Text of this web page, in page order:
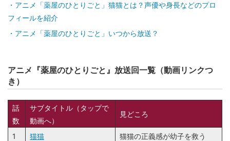
アニメ「薬屋のひとりごと」猫猫とは？声優や身長などのプロ
フィールを紹介
アニメ「薬屋のひとりごと」いつから放送？
アニメ『薬屋のひとりごと』放送回一覧（動画リンクつ
き）
話
数
サブタイトル（タップで
動画へ）
見どころ
1 猫猫
猫猫の正義感が幼子を救う